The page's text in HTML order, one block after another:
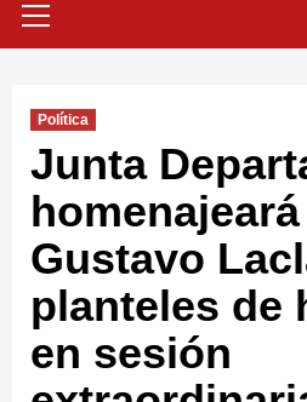
primario
Política
Junta
Gustavo
planteles de
en sesión